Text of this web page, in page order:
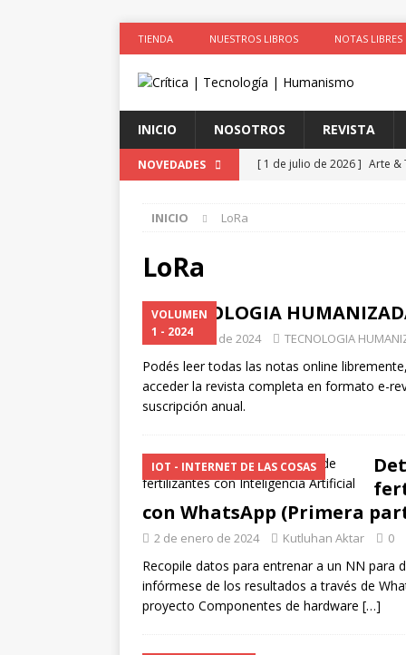
TIENDA NUESTROS LIBROS NOTAS LIBRES
INICIO NOSOTROS REVISTA
NOVEDADES [ 1 de julio de 2026 ] Arte &
el cuerpo
LA TECNOLOGÍA
INICIO LoRa
LoRa
VOLUMEN
1 - 2024
TECNOLOGIA
1 de marzo de 2024 TECNOLOGIA
Podés leer todas las notas online
acceder la revista completa en formato e-
suscripción anual.
IOT - INTERNET DE LAS COSAS
con WhatsApp (Primera
2 de enero de 2024 Kutluhan Aktar 0
Recopile datos para entrenar a un NN
infórmese de los resultados a través de
proyecto Componentes de hardware […]